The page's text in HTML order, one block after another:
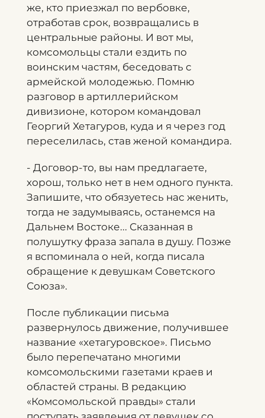
же, кто приезжал по вербовке,
отработав срок, возвращались в
центральные районы. И вот мы,
комсомольцы стали ездить по
воинским частям, беседовать с
армейской молодежью. Помню
разговор в артиллерийском
дивизионе, котором командовал
Георгий Хетагуров, куда и я через год
переселилась, став женой командира.
- Договор-то, вы нам предлагаете,
хорош, только нет в нем одного пункта.
Запишите, что обязуетесь нас женить,
тогда не задумываясь, останемся на
Дальнем Востоке... Сказанная в
полушутку фраза запала в душу. Позже
я вспоминала о ней, когда писала
обращение к девушкам Советского
Союза».
После публикации письма
развернулось движение, получившее
название «хетагуровское». Письмо
было перепечатано многими
комсомольскими газетами краев и
областей страны. В редакцию
«Комсомольской правды» стали